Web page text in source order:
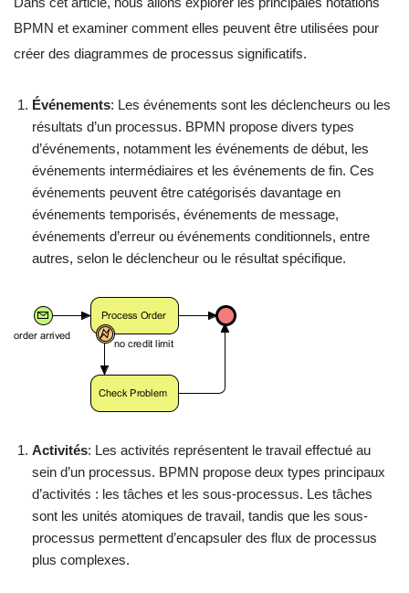
BPMN et examiner comment elles peuvent être utilisées pour
créer des diagrammes de processus significatifs.
Événements: Les événements sont les déclencheurs ou les
résultats d’un processus. BPMN propose divers types
d’événements, notamment les événements de début, les
événements intermédiaires et les événements de fin. Ces
événements peuvent être catégorisés davantage en
événements temporisés, événements de message,
événements d’erreur ou événements conditionnels, entre
autres, selon le déclencheur ou le résultat spécifique.
Activités: Les activités représentent le travail effectué au
sein d’un processus. BPMN propose deux types principaux
d’activités : les tâches et les sous-processus. Les tâches
sont les unités atomiques de travail, tandis que les sous-
processus permettent d’encapsuler des flux de processus
plus complexes.